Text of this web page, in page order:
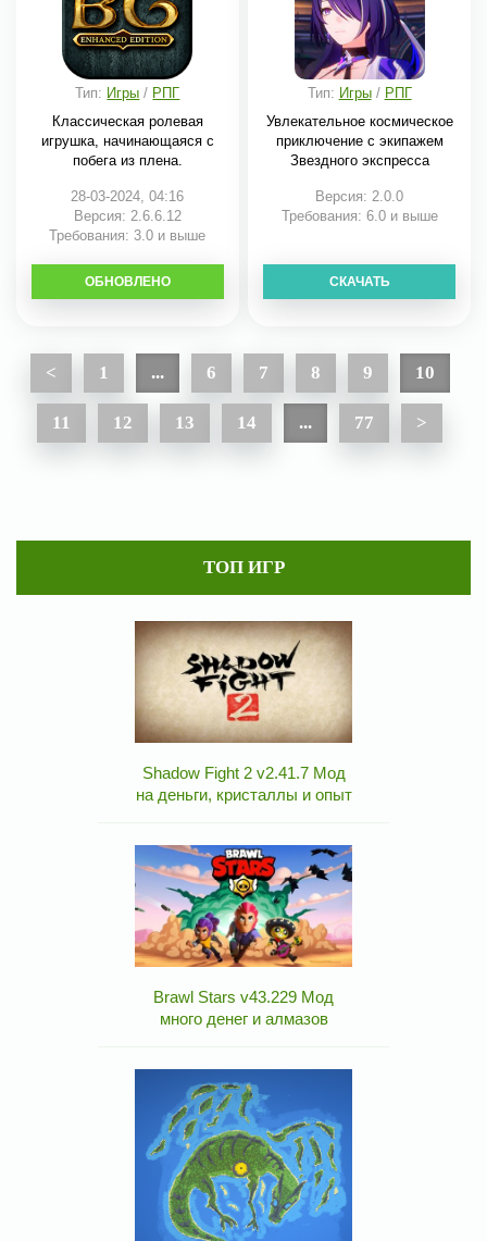
Тип: Игры / РПГ
Классическая ролевая
игрушка, начинающаяся с
побега из плена.
28-03-2024, 04:16
Версия: 2.6.6.12
Требования: 3.0 и выше
СКАЧАТЬ
ОБНОВЛЕНО
Тип: Игры/ РПГ
Увлекательное космическое
приключение с экипажем
Звездного экспресса
Версия: 2.0.0
Требования: 6.0 и выше
СКАЧАТЬ
< 1 ... 6 7 8 9 10
11 12 13 14 ... 77 >
ТОП ИГР
Shadow Fight 2 v2.41.7 Мод
на деньги, кристаллы и опыт
Brawl Stars v43.229 Мод
много денег и алмазов